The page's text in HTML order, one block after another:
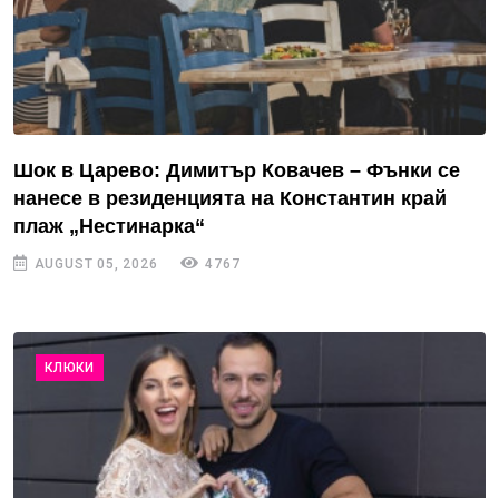
Шок в Царево: Димитър Ковачев – Фънки се
нанесе в резиденцията на Константин край
плаж „Нестинарка“
AUGUST 05, 2026 4767
КЛЮКИ